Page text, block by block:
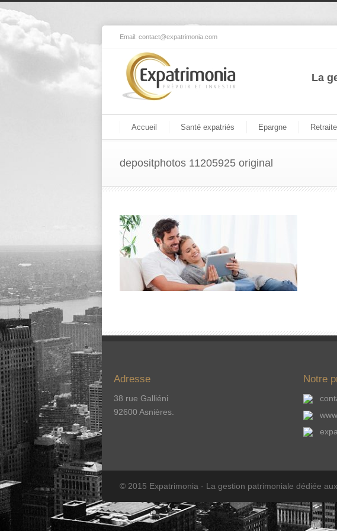
Email: contact@expatrimonia.com
La
Accueil Santé expatriés Epargne Retraite
depositphotos 11205925 original
Adresse
38 rue Galliéni
92600 Asnières.
Notre
© 2015 Expatrimonia - La gestion patrimoniale dédiée